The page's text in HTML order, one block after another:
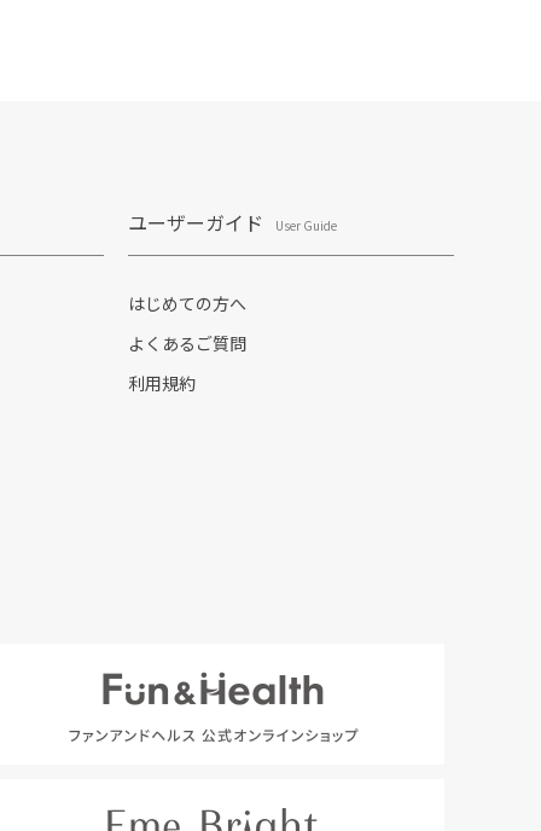
ユーザーガイド User Guide
はじめての方へ
よくあるご質問
利用規約